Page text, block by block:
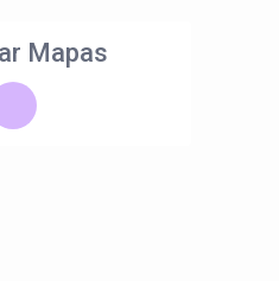
Mapas